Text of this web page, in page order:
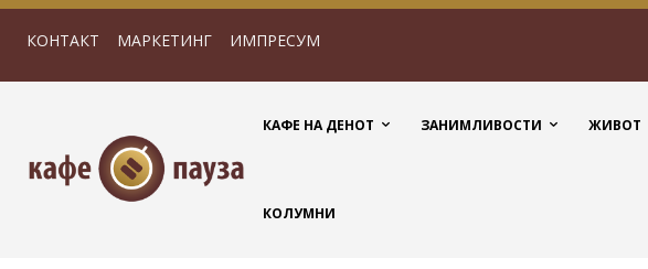
КОНТАКТ МАРКЕТИНГ ИМПРЕСУМ
КАФЕ НА ДЕНОТ ЗАНИМЛИВОСТИ ЖИВОТ
КОЛУМНИ